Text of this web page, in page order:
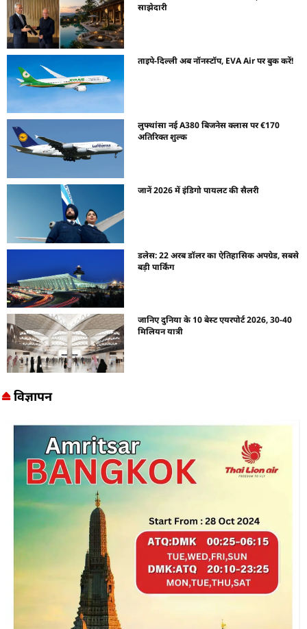
साझेदारी
ताइपे-दिल्ली अब नॉनस्टॉप, EVA Air पर बुक करें!
लुफ्थांसा नई A380 बिजनेस क्लास पर €170
अतिरिक्त शुल्क
जानें 2026 में इंडिगो पायलट की सैलरी
डलेस: 22 अरब डॉलर का ऐतिहासिक अपग्रेड, सबसे
बड़ी पार्किंग
जानिए दुनिया के 10 बेस्ट एयरपोर्ट 2026, 30-40
मिलियन यात्री
विज्ञापन